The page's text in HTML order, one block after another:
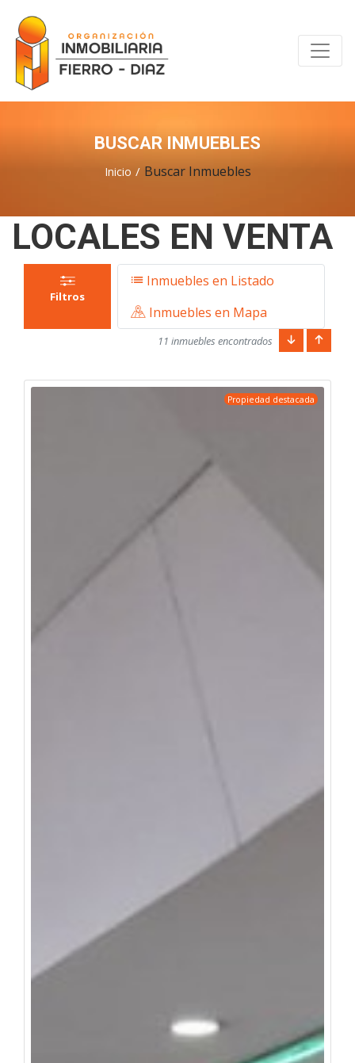
BUSCAR INMUEBLES
Inicio Buscar Inmuebles
LOCALES EN VENTA
Filtros
Inmuebles en Listado
Inmuebles en Mapa
11 inmuebles encontrados
Propiedad destacada